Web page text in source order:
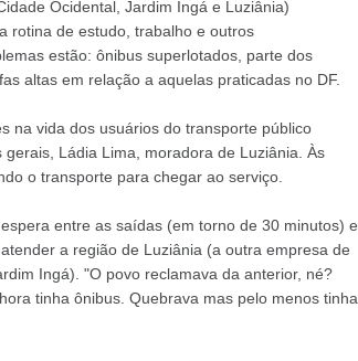
Ocidental, Jardim Ingá e Luziânia)
rotina de estudo, trabalho e outros
estão: ônibus superlotados, parte dos
altas em relação a aquelas praticadas no DF.
na vida dos usuários do transporte público
Ládia Lima, moradora de Luziânia. Às
o transporte para chegar ao serviço.
entre as saídas (em torno de 30 minutos) e
a região de Luziânia (a outra empresa de
Ingá). "O povo reclamava da anterior, né?
tinha ônibus. Quebrava mas pelo menos tinha